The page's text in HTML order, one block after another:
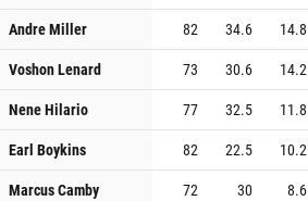
Andre Miller
82 34.6 14.8
Voshon Lenard
73 30.6 14.2
Nene Hilario
77 32.5 11.8
Earl Boykins
82 22.5 10.2
Marcus Camby
72 30 8.6